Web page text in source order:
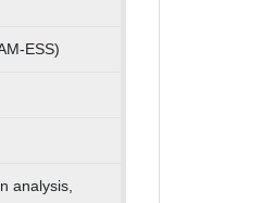
ESS)
analysis,